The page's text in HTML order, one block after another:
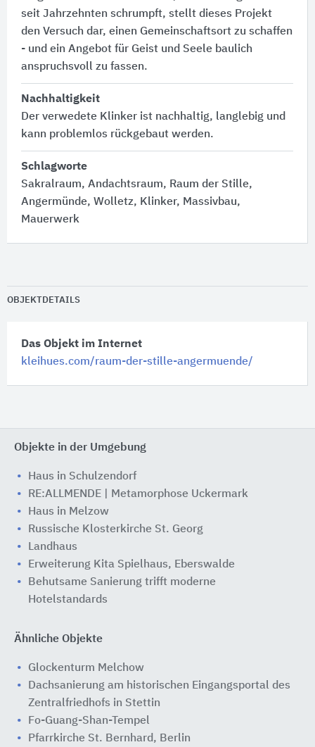
seit Jahrzehnten schrumpft, stellt dieses Projekt
den Versuch dar, einen Gemeinschaftsort zu schaffen
- und ein Angebot für Geist und Seele baulich
anspruchsvoll zu fassen.
Nachhaltigkeit
Der verwedete Klinker ist nachhaltig, langlebig und
kann problemlos rückgebaut werden.
Schlagworte
Sakralraum, Andachtsraum, Raum der Stille,
Angermünde, Wolletz, Klinker, Massivbau,
Mauerwerk
OBJEKTDETAILS
Das Objekt im Internet
kleihues.com/raum-der-stille-angermuende/
Objekte in der Umgebung
Haus in Schulzendorf
RE:ALLMENDE | Metamorphose Uckermark
Haus in Melzow
Russische Klosterkirche St. Georg
Landhaus
Erweiterung Kita Spielhaus, Eberswalde
Behutsame Sanierung trifft moderne
Hotelstandards
Ähnliche Objekte
Glockenturm Melchow
Dachsanierung am historischen Eingangsportal des
Zentralfriedhofs in Stettin
Fo-Guang-Shan-Tempel
Pfarrkirche St. Bernhard, Berlin